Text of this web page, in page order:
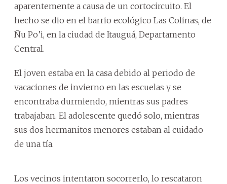
aparentemente a causa de un cortocircuito. El
hecho se dio en el barrio ecológico Las Colinas, de
Ñu Po’i, en la ciudad de Itauguá, Departamento
Central.
El joven estaba en la casa debido al periodo de
vacaciones de invierno en las escuelas y se
encontraba durmiendo, mientras sus padres
trabajaban. El adolescente quedó solo, mientras
sus dos hermanitos menores estaban al cuidado
de una tía.
Los vecinos intentaron socorrerlo, lo rescataron